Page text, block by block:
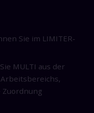
Sie im LIMITER-
MULTI aus der
Zuordnung